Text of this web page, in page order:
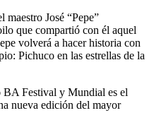
maestro José “Pepe”
que compartió con él aquel
volverá a hacer historia con
Pichuco en las estrellas de la
BA Festival y Mundial es el
nueva edición del mayor